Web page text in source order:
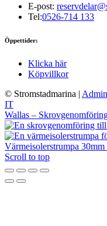
E-post:
Tel:0526-714 133
Öppettider:
Klicka här
Köpvillkor
© Stromstadmarina |
IT
Wallas –
Värmeisolerstrumpa
Scroll to top